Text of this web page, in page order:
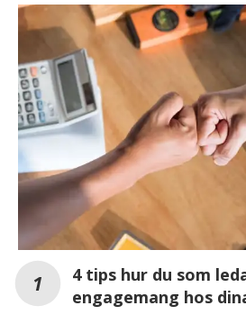
4 tips hur du som
engagemang hos